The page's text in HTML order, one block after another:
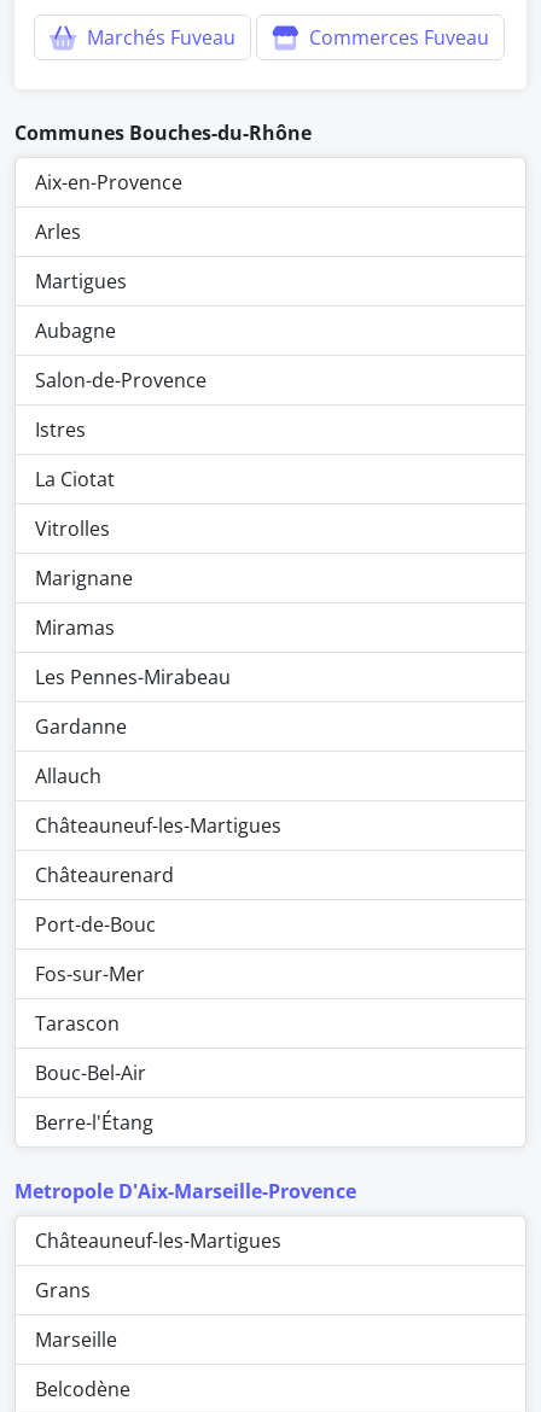
Marchés Fuveau Commerces Fuveau
Communes Bouches-du-Rhône
Aix-en-Provence
Arles
Martigues
Aubagne
Salon-de-Provence
Istres
La Ciotat
Vitrolles
Marignane
Miramas
Les Pennes-Mirabeau
Gardanne
Allauch
Châteauneuf-les-Martigues
Châteaurenard
Port-de-Bouc
Fos-sur-Mer
Tarascon
Bouc-Bel-Air
Berre-l'Étang
Metropole D'Aix-Marseille-Provence
Châteauneuf-les-Martigues
Grans
Marseille
Belcodène